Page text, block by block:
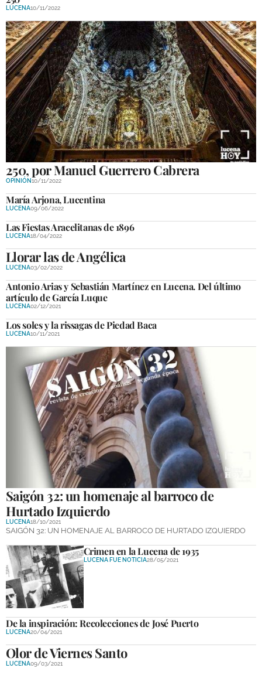
LUCENA10/11/2022
250, por Manuel Guerrero Cabrera
OPINIÓN10/11/2022
María Arjona, Lucentina
LUCENA09/06/2022
Las Fiestas Aracelitanas de 1896
LUCENA18/04/2022
Llorar las de Angélica
LUCENA03/02/2022
Antonio Arias y Sebastián Martínez en Lucena. Del último
artículo de García Luque
LUCENA02/12/2021
Los soles y la rissagas de Piedad Baca
LUCENA10/11/2021
Saigón 32: un homenaje al barroco de
Hurtado Izquierdo
LUCENA18/10/2021
SAIGÓN 32: UN HOMENAJE AL BARROCO DE HURTADO IZQUIERDO
Crimen en la Lucena de 1935
LUCENA FUE NOTICIA28/05/2021
De la inspiración: Recolecciones de José Puerto
LUCENA20/04/2021
Olor de Viernes Santo
LUCENA09/03/2021